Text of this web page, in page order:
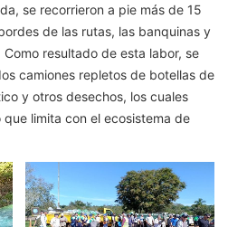
se recorrieron a pie más de 15
de las rutas, las banquinas y
resultado de esta labor, se
camiones repletos de botellas de
y otros desechos, los cuales
limita con el ecosistema de